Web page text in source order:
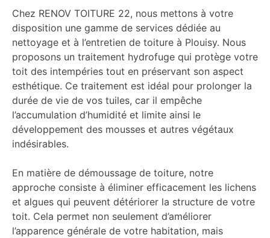
Chez RENOV TOITURE 22, nous mettons à votre
disposition une gamme de services dédiée au
nettoyage et à l’entretien de toiture à Plouisy. Nous
proposons un traitement hydrofuge qui protège votre
toit des intempéries tout en préservant son aspect
esthétique. Ce traitement est idéal pour prolonger la
durée de vie de vos tuiles, car il empêche
l’accumulation d’humidité et limite ainsi le
développement des mousses et autres végétaux
indésirables.
En matière de démoussage de toiture, notre
approche consiste à éliminer efficacement les lichens
et algues qui peuvent détériorer la structure de votre
toit. Cela permet non seulement d’améliorer
l’apparence générale de votre habitation, mais